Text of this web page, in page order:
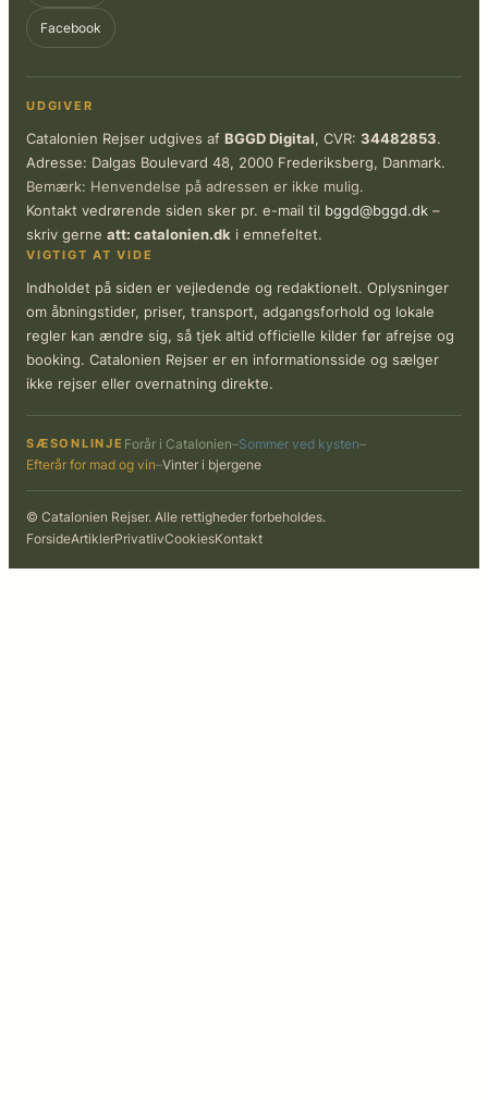
Facebook
UDGIVER
Catalonien Rejser udgives af BGGD Digital, CVR: 34482853.
Adresse: Dalgas Boulevard 48, 2000 Frederiksberg, Danmark.
Bemærk: Henvendelse på adressen er ikke mulig.
Kontakt vedrørende siden sker pr. e-mail til bggd@bggd.dk –
skriv gerne att: catalonien.dk i emnefeltet.
VIGTIGT AT VIDE
Indholdet på siden er vejledende og redaktionelt. Oplysninger
om åbningstider, priser, transport, adgangsforhold og lokale
regler kan ændre sig, så tjek altid officielle kilder før afrejse og
booking. Catalonien Rejser er en informationsside og sælger
ikke rejser eller overnatning direkte.
SÆSONLINJE Forår i Catalonien–Sommer ved kysten–
Efterår for mad og vin–Vinter i bjergene
© Catalonien Rejser. Alle rettigheder forbeholdes.
ForsideArtiklerPrivatlivCookiesKontakt